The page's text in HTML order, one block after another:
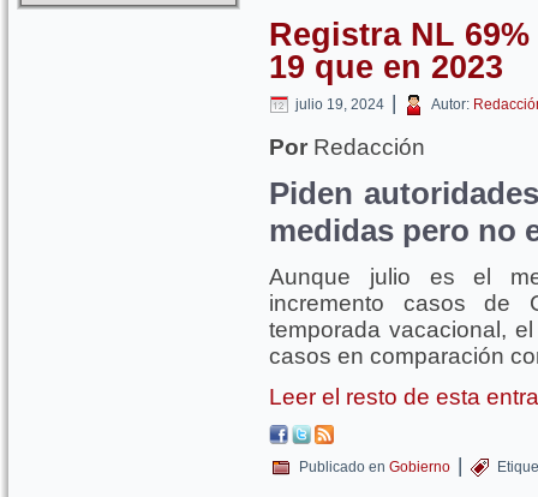
Registra NL
19 que en 2023
julio 19, 2024 | Autor:
Por Redacción
Piden
medidas pero no
Aunque julio es el
incremento casos de
temporada vacacional,
casos en comparación
Leer el resto de esta
Publicado en Gobierno |